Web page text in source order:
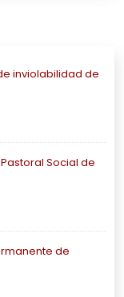
inviolabilidad de
Social de
de